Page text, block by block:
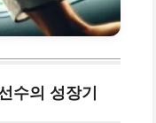
수의 성장기